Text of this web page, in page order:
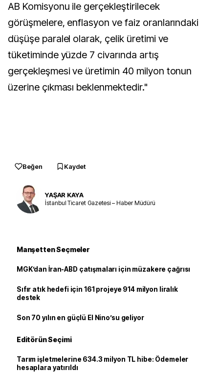
AB Komisyonu ile gerçekleştirilecek
görüşmelere, enflasyon ve faiz oranlarındaki
düşüşe paralel olarak, çelik üretimi ve
tüketiminde yüzde 7 civarında artış
gerçekleşmesi ve üretimin 40 milyon tonun
üzerine çıkması beklenmektedir."
Beğen Kaydet
YAŞAR KAYA
İstanbul Ticaret Gazetesi – Haber Müdürü
Manşetten Seçmeler
MGK’dan İran-ABD çatışmaları için müzakere çağrısı
Sıfır atık hedefi için 161 projeye 914 milyon liralık
destek
Son 70 yılın en güçlü El Nino’su geliyor
Editörün Seçimi
Tarım işletmelerine 634.3 milyon TL hibe: Ödemeler
hesaplara yatırıldı